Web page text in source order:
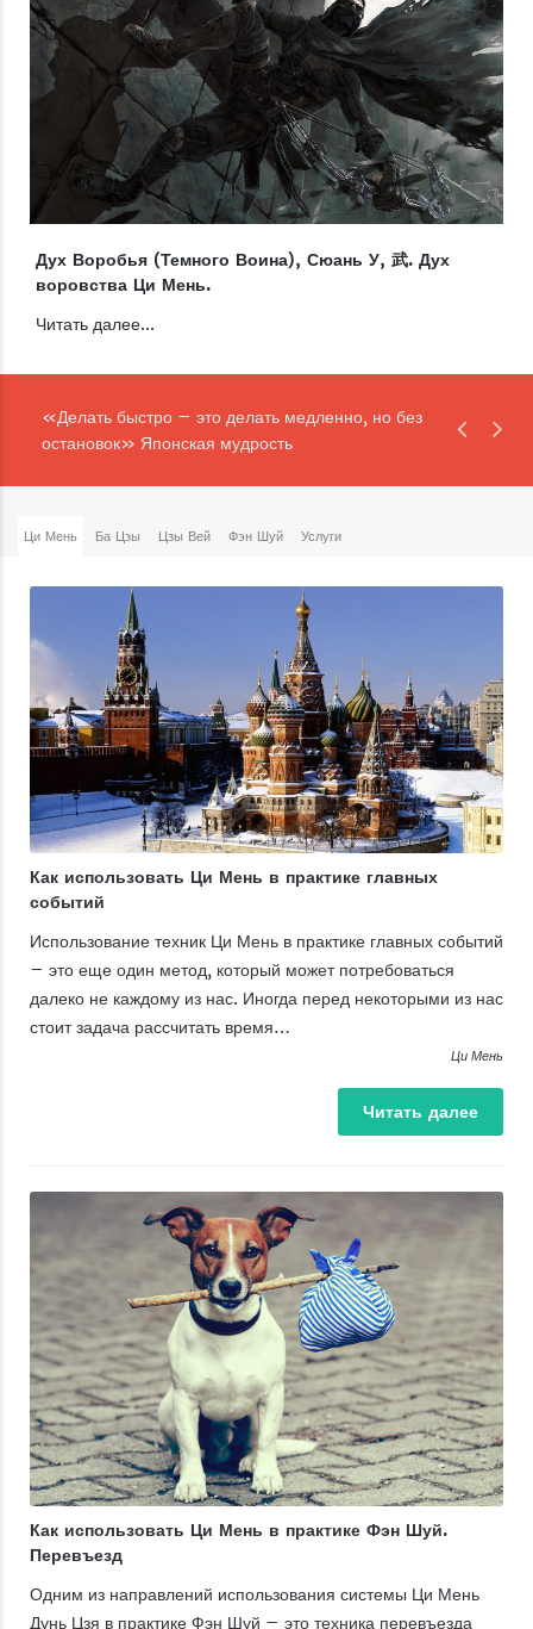
Дух Воробья (Темного Воина), Сюань У, 武. Дух
воровства Ци Мень.
Читать далее...
«Делать быстро – это делать медленно, но без
остановок» Японская мудрость
Ци Мень Ба Цзы Цзы Вей Фэн Шуй Услуги
Как использовать Ци Мень в практике главных
событий
Использование техник Ци Мень в практике главных событий
– это еще один метод, который может потребоваться
далеко не каждому из нас. Иногда перед некоторыми из нас
стоит задача рассчитать время…
Ци Мень
Читать далее
Как использовать Ци Мень в практике Фэн Шуй.
Перевъезд
Одним из направлений использования системы Ци Мень
Дунь Цзя в практике Фэн Шуй – это техника перевъезда